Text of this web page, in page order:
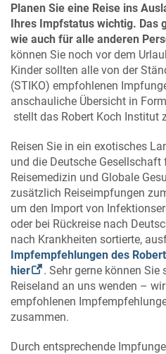
Planen Sie eine Reise ins
Ihres Impfstatus wichtig. Das
wie auch für alle anderen
können Sie noch vor dem
Kinder sollten alle von der
(STIKO) empfohlenen
anschauliche Übersicht in
stellt das Robert Koch Institut
Reisen Sie in ein exotisches
und die Deutsche Gesellschaft
Reisemedizin und Globale
zusätzlich Reiseimpfungen
um den Import von
oder bei Rückreise nach
nach Krankheiten sortierte,
Impfempfehlungen des
hier
. Sehr gerne können
Reiseland an uns wenden –
empfohlenen
zusammen.
Durch entsprechende